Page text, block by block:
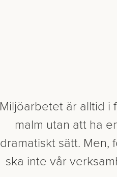
Miljöarbetet är alltid i
malm utan att ha
dramatiskt sätt.
ska inte vår